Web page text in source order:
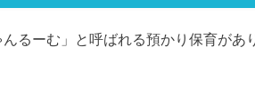
るーむ」と呼ばれる預かり保育があ